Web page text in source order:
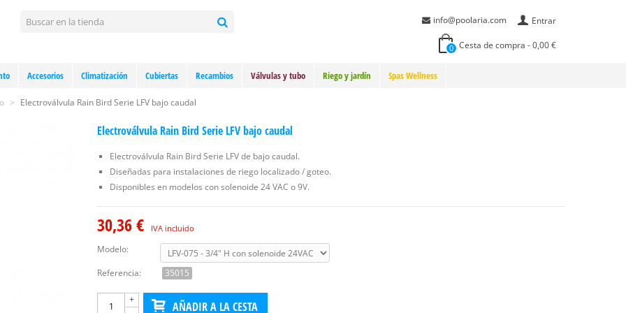
Entrar
info@poolaria.com
0 Cesta de compra -0,00 €
Accesorios Climatización Cubiertas Recambios Válvulas y tubo Riego y jardín Spas Wellness
> Electroválvula Rain Bird Serie LFV bajo caudal
Electroválvula Rain Bird Serie LFV bajo caudal
Electroválvula Rain Bird Serie LFV de bajo caudal.
Diseñadas para instalaciones de riego localizado / goteo.
Disponibles en modelos con solenoide 24 VAC o 9V.
30,36 € IVA incluido
Modelo:
Referencia:
35015
+ AÑADIR A LA CESTA